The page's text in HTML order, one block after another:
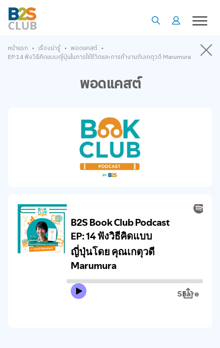
หน้าแรก • เรื่องน่ารู้ • พอดแคสต์ •
EP:14 ฟังวิธีคิดแบบญี่ปุ่นในการใช้ชีวิตและการทำงานกับเกตุวดี Marumura
พอดแคสต์